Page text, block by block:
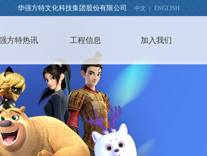
华强方特文化科技集团股份有限公司 中文 ENGLISH
方特热讯 工程信息 加入我们